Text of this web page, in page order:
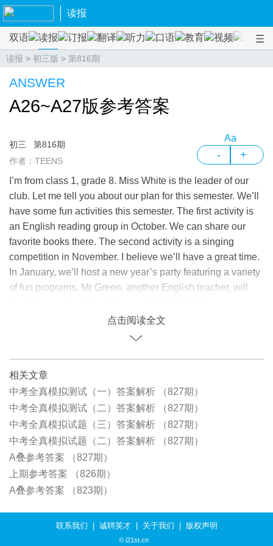
读报
双语 读报 订报 翻译 听力 口语 教育 视频 课程
读报 > 初三版 > 第816期
ANSWER
A26~A27版参考答案
初三
第816期
作者：TEENS
Aa
- +
I’m from class 1, grade 8. Miss White is the leader of our
club. Let me tell you about our plan for this semester. We’ll
have some fun activities this semester. The first activity is
an English reading group in October. We can share our
favorite books there. The second activity is a singing
competition in November. I believe we’ll have a great time.
In January, we’ll host a new year’s party featuring a variety
of fun programs. Mr Green, another English teacher, will
点击阅读全文
相关文章
中考全真模拟测试（一）答案解析 （827期）
中考全真模拟测试（二）答案解析 （827期）
中考全真模拟试题（三）答案解析 （827期）
中考全真模拟试题（二）答案解析 （827期）
A叠参考答案 （827期）
上期参考答案 （826期）
A叠参考答案 （823期）
联系我们 诚聘英才| 关于我们 版权声明
© i21st.cn